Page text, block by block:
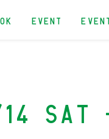
EVENT
14 Sat